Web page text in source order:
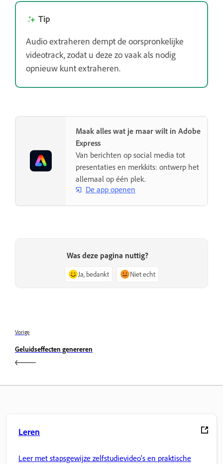
Tip
Audio extraheren dempt de oorspronkelijke
videotrack, zodat u deze zo vaak als nodig
opnieuw kunt extraheren.
Maak alles wat je maar wilt in Adobe
Express
Van berichten op social media tot
presentaties en merkkits: ontwerp het
allemaal op één plek.
De app openen
Was deze pagina nuttig?
Ja, bedankt Niet echt
Vorige
Geluidseffecten genereren
Leren
Leer met stapsgewijze zelfstudievideo's en praktische